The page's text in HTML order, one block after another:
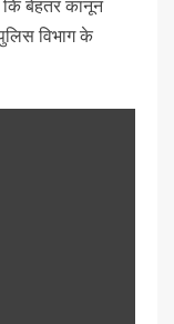
कि बेहतर कानून
विभाग के